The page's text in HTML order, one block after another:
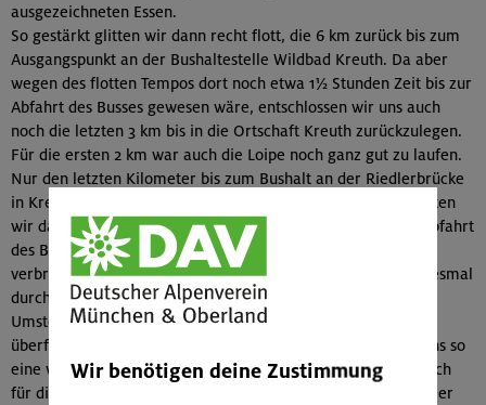
ausgezeichneten Essen.
So gestärkt glitten wir dann recht flott, die 6 km zurück bis zum
Ausgangspunkt an der Bushaltestelle Wildbad Kreuth. Da aber
wegen des flotten Tempos dort noch etwa 1½ Stunden Zeit bis zur
Abfahrt des Busses gewesen wäre, entschlossen wir uns auch
noch die letzten 3 km bis in die Ortschaft Kreuth zurückzulegen.
Für die ersten 2 km war auch die Loipe noch ganz gut zu laufen.
Nur den letzten Kilometer bis zum Bushalt an der Riedlerbrücke
in Kreuth mussten wir als Wanderer zurücklegen. Dort konnten
wir dann aber auch, die knapp eine Stunde an Zeit bis zur Abfahrt
des Busses, bei Kaffee und Kuchen oder auch einem Bier
verbringen. Auch die Heimfahrt mit Bus und Bahn verlief diesmal
durchgehend angenehm. Durch ein forciertes Tempo beim
Umsteigen in Tegernsee, konnten wir dort trotz des wieder
überfüllten Zuges, alle noch einen Sitzplatz ergattern.und uns so
eine weiterhin gemütliche Heimfahrt sichern. Damit war auch
für diesen Langlauftag ein rundum positives Fazit möglich. Der
Wir benötigen deine Zustimmung